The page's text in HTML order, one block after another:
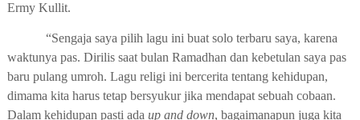
Ermy Kullit.
“Sengaja saya pilih lagu ini buat solo terbaru saya, karena
waktunya pas. Dirilis saat bulan Ramadhan dan kebetulan saya pas
baru pulang umroh. Lagu religi ini bercerita tentang kehidupan,
dimama kita harus tetap bersyukurjika mendapat sebuah cobaan.
Dalam kehidupan pasti ada up and down, bagaimanapun juga kita